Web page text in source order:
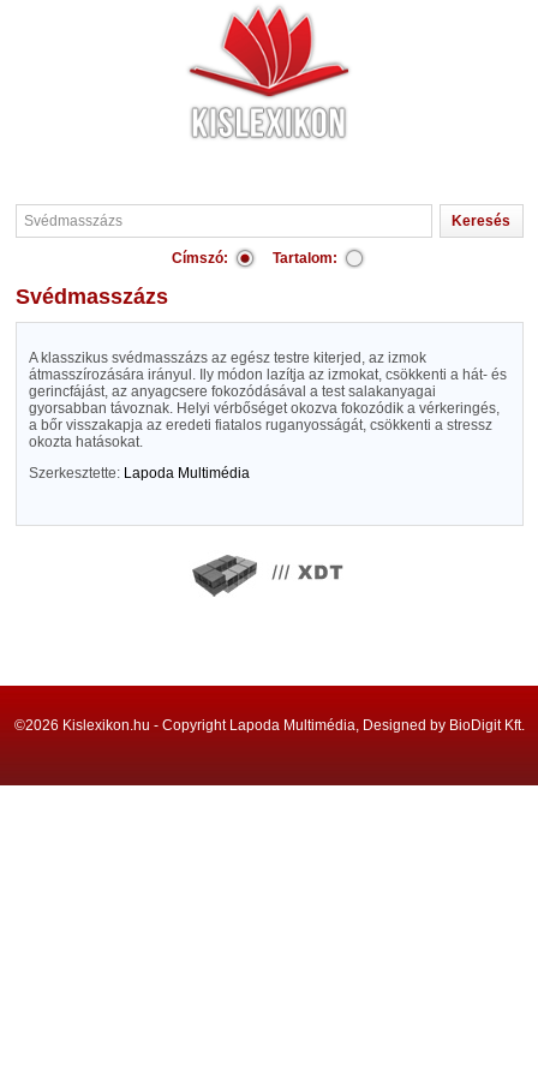
Címszó: Tartalom:
Svédmasszázs
A klasszikus svédmasszázs az egész testre kiterjed, az izmok
átmasszírozására irányul. Ily módon lazítja az izmokat, csökkenti a hát- és
gerincfájást, az anyagcsere fokozódásával a test salakanyagai
gyorsabban távoznak. Helyi vérbőséget okozva fokozódik a vérkeringés,
a bőr visszakapja az eredeti fiatalos ruganyosságát, csökkenti a stressz
okozta hatásokat.
Szerkesztette: Lapoda Multimédia
©2026 Kislexikon.hu - Copyright Lapoda Multimédia, Designed by BioDigit Kft.